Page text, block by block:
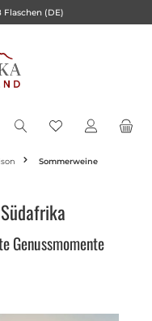
Flaschen (DE)
Sommerweine
Genussmomente